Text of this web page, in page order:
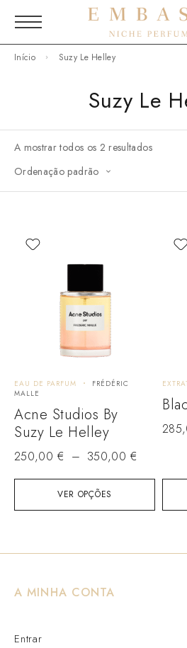
Início Suzy Le Helley
Suzy Le
A mostrar todos os 2 resultados
Ordenação padrão
VER OPÇÕES
EAU DE PARFUM
FRÉDÉRIC
MALLE
Acne Studios By
Suzy Le Helley
250,00 € – 350,00 €
A MINHA CONTA
Entrar